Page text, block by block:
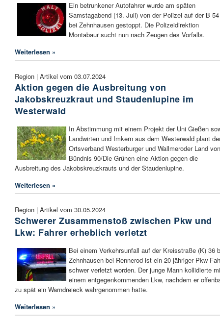
Ein betrunkener Autofahrer wurde am späten
Samstagabend (13. Juli) von der Polizei auf der B 54
bei Zehnhausen gestoppt. Die Polizeidirektion
Montabaur sucht nun nach Zeugen des Vorfalls.
Weiterlesen »
Region | Artikel vom 03.07.2024
Aktion gegen die Ausbreitung von
Jakobskreuzkraut und Staudenlupine im
Westerwald
In Abstimmung mit einem Projekt der Uni Gießen
Landwirten und Imkern aus dem Westerwald plant
Ortsverband Westerburger und Wallmeroder Land von
Bündnis 90/Die Grünen eine Aktion gegen die
Ausbreitung des Jakobskreuzkrauts und der Staudenlupine.
Weiterlesen »
Region | Artikel vom 30.05.2024
Schwerer Zusammenstoß zwischen Pkw und
Lkw: Fahrer erheblich verletzt
Bei einem Verkehrsunfall auf der Kreisstraße (K) 36
Zehnhausen bei Rennerod ist ein 20-jähriger Pkw-
schwer verletzt worden. Der junge Mann kollidierte
einem entgegenkommenden Lkw, nachdem er
zu spät ein Warndreieck wahrgenommen hatte.
Weiterlesen »